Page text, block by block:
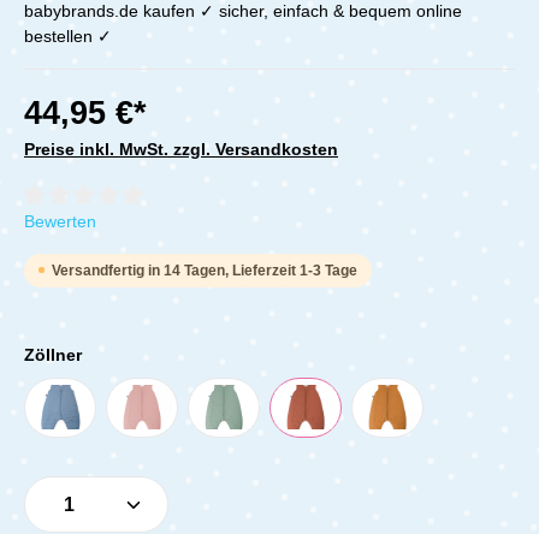
babybrands.de kaufen ✓ sicher, einfach & bequem online
bestellen ✓
44,95 €*
Preise inkl. MwSt. zzgl. Versandkosten
Durchschnittliche Bewertung von 0 von 5 Sternen
Bewerten
Versandfertig in 14 Tagen, Lieferzeit 1-3 Tage
Zöllner
Produkt Anzahl: Gib den gewünschten